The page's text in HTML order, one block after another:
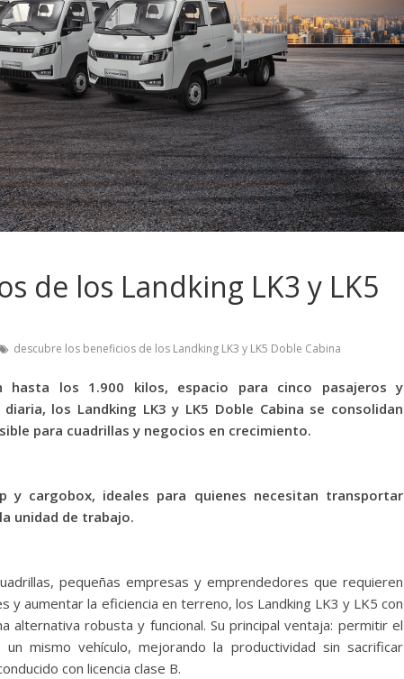
de los Landking LK3 y LK5
descubre los beneficios de los Landking LK3 y LK5 Doble Cabina
hasta los 1.900 kilos, espacio para cinco pasajeros y
los Landking LK3 y LK5 Doble Cabina se consolidan
para cuadrillas y negocios en crecimiento.
y cargobox, ideales para quienes necesitan transportar
unidad de trabajo.
pequeñas empresas y emprendedores que requieren
aumentar la eficiencia en terreno, los Landking LK3 y LK5 con
alternativa robusta y funcional. Su principal ventaja: permitir el
mismo vehículo, mejorando la productividad sin sacrificar
con licencia clase B.